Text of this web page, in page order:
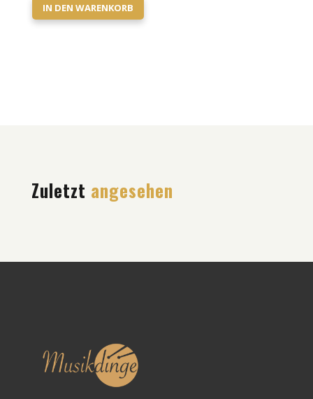
IN DEN WARENKORB
Zuletzt angesehen